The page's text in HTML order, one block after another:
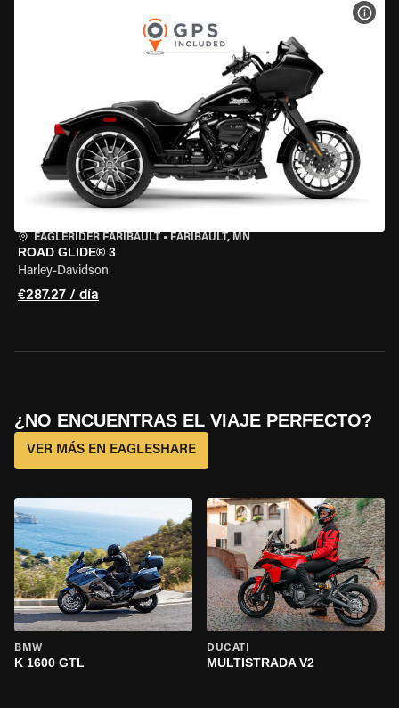
EAGLERIDER FARIBAULT • FARIBAULT, MN
ROAD GLIDE® 3
Harley-Davidson
€287.27 / día
VER
¿NO ENCUENTRAS EL VIAJE PERFECTO?
VER MÁS EN EAGLESHARE
BMW
K 1600 GTL
DUCATI
MULTISTRADA V2